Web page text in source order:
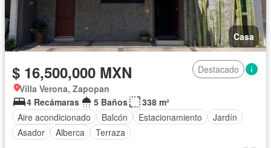
Casa
$ 16,500,000 MXN
Destacado
Villa Verona, Zapopan
4 Recámaras
5 Baños
338 m²
Aire acondicionado
Balcón Estacionamiento
Jardín
Asador
Alberca Terraza